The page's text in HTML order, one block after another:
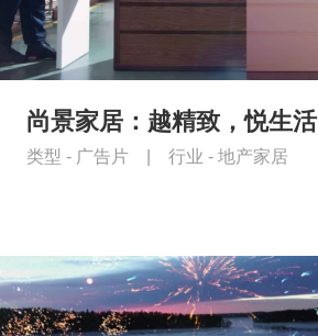
尚景家居：越精致，悦生活
类型 - 广告片 行业 - 地产家居